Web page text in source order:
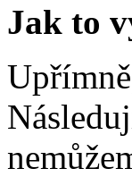
Jak to